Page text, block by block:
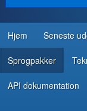
FÆLLESSKABET &
Hjem Seneste
Sprogpakker
API dokumentation